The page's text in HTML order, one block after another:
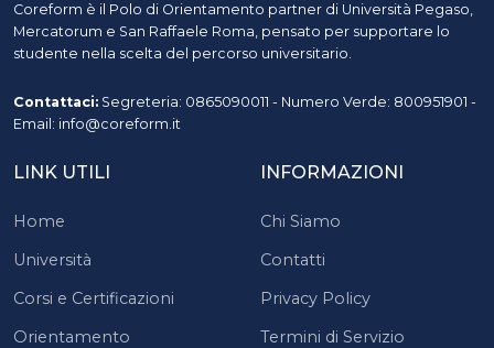
Coreform è il Polo di Orientamento partner di Università Pegaso,
Mercatorum e San Raffaele Roma, pensato per supportare lo
studente nella scelta del percorso universitario.
Contattaci: Segreteria: 0865090011 - Numero Verde: 800951901 -
Email: info@coreform.it
LINK UTILI
Home
Università
Corsi e Certificazioni
Orientamento
INFORMAZIONI
Chi Siamo
Contatti
Privacy Policy
Termini di Servizio